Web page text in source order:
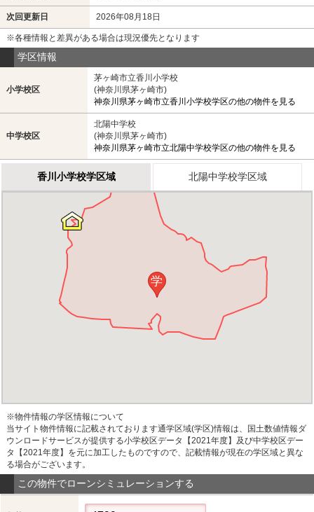
次回更新日 2026年08月18日
※各種情報と差異がある場合は現況優先となります
学区情報
小学校区
茅ヶ崎市立香川小学校
(神奈川県茅ヶ崎市)
神奈川県茅ヶ崎市立香川小学校学区の他の物件を見る
中学校区
北陽中学校
(神奈川県茅ヶ崎市)
神奈川県茅ヶ崎市立北陽中学校学区の他の物件を見る
香川小学校学区域 北陽中学校学区域
学
※物件情報の学区情報について
当サイト物件情報に記載されております通学区域(学区)情報は、国土数値情報ダ
ウンロードサービスが提供する小学校区データ【2021年度】及び中学校区デー
タ【2021年度】を元に加工したものですので、記載情報が現在の学区域と異な
る場合がございます。
この物件でローンシミュレーションする